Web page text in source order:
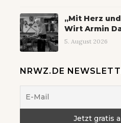
„Mit Herz
Wirt Armin
5. August 2026
NRWZ.DE